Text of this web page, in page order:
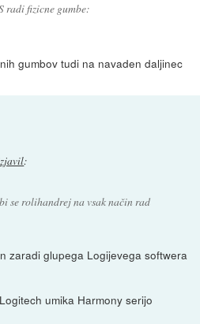
radi fizicne gumbe:
gumbov tudi na navaden daljinec
:
se rolihandrej na vsak način rad
zaradi glupega Logijevega softwera
umika Harmony serijo